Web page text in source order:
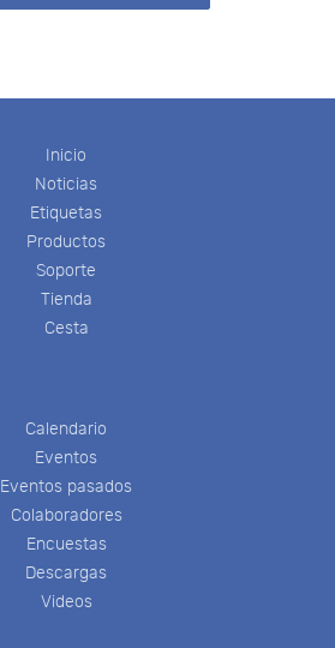
Inicio
Noticias
Etiquetas
Productos
Soporte
Tienda
Cesta
Calendario
Eventos
Eventos pasados
Colaboradores
Encuestas
Descargas
Videos